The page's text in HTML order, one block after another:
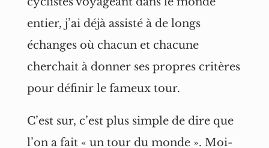
entier, j’ai déjà assisté à de longs
échanges où chacun et chacune
cherchait à donner ses propres critères
pour définir le fameux tour.
C’est sur, c’est plus simple de dire que
l’on a fait « un tour du monde ». Moi-